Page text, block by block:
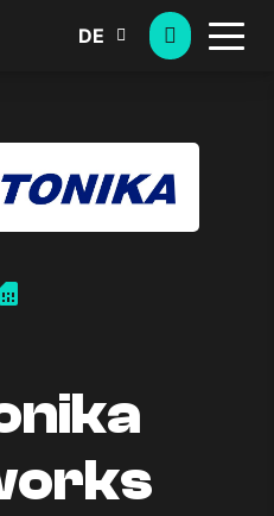
DE
sim_card